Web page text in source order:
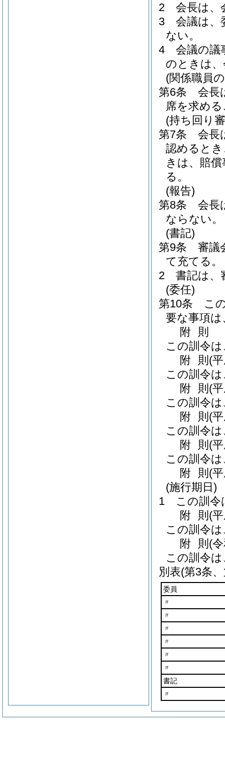
2
会長は、
3
会議は、
ない。
4
会議の議
のときは
(関係職員
第6条
会長
席を求め
(持ち回り
第7条
会長
認めると
きは、賠
る。
(報告)
第8条
会長
ならない。
(書記)
第9条
審議
て充てる。
2
書記は、
(委任)
第10条
こ
要な事項
附 則
この訓令
附 則 (
この訓令
附 則 (
この訓令
附 則 (
この訓令
附 則 (
この訓令
附 則 (
(施行期日)
1
この訓令
附 則 (
この訓令
附 則 (
この訓令
別表(第3条
委員
〃
〃
〃
〃
〃
〃
書記
〃